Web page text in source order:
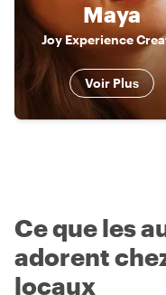
Maya
Joy Experience
Voir Plus
Ce que les
adorent
locaux